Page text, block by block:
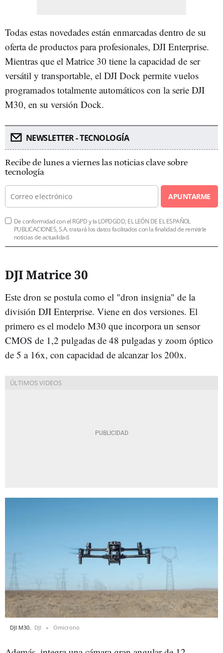
Todas estas novedades están enmarcadas dentro de su
oferta de productos para profesionales, DJI Enterprise.
Mientras que el Matrice 30 tiene la capacidad de ser
versátil y transportable, el DJI Dock permite vuelos
programados totalmente automáticos con la serie DJI
M30, en su versión Dock.
NEWSLETTER - TECNOLOGÍA
Recibe de lunes a viernes las noticias clave sobre
tecnología
APUNTARME
De conformidad con el RGPD y la LOPDGDD, EL LEÓN DE EL ESPAÑOL
PUBLICACIONES, S.A. tratará los datos facilitados con la finalidad de remitirle
noticias de actualidad.
DJI Matrice 30
Este dron se postula como el "dron insignia" de la
división DJI Enterprise. Viene en dos versiones. El
primero es el modelo M30 que incorpora un sensor
CMOS de 1,2 pulgadas de 48 pulgadas y zoom óptico
de 5 a 16x, con capacidad de alcanzar los 200x.
DJI M30. DJI Omicrono